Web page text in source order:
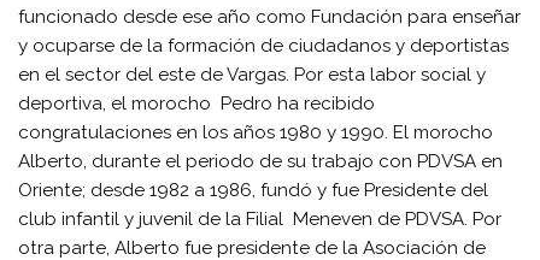
funcionado desde ese año como Fundación para enseñar
y ocuparse de la formación de ciudadanos y deportistas
en el sector del este de Vargas. Por esta labor social y
deportiva, el morocho Pedro ha recibido
congratulaciones en los años 1980 y 1990. El morocho
Alberto, durante el periodo de su trabajo con PDVSA en
Oriente; desde 1982 a 1986, fundó y fue Presidente del
club infantil y juvenil de la Filial Meneven de PDVSA. Por
otra parte, Alberto fue presidente de la Asociación de